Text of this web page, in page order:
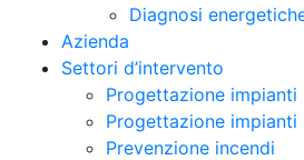
Diagnosi
Azienda
Settori d’intervento
Progettazione impianti
Progettazione impianti
Prevenzione incendi